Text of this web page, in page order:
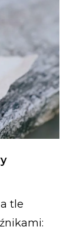
tle